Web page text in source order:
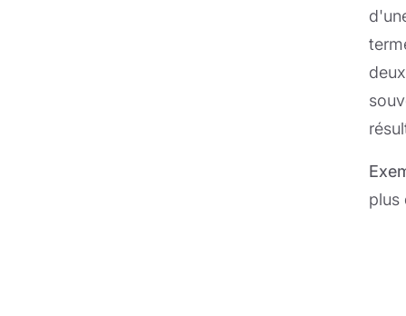
plus